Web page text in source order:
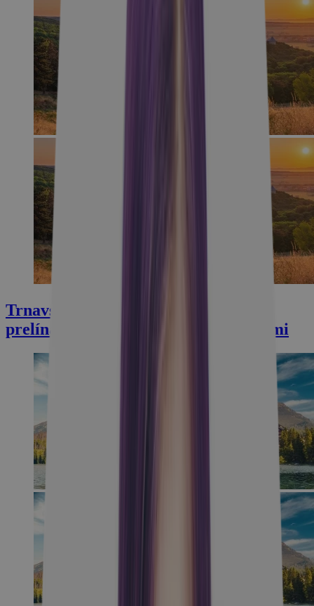
Trnavský kraj: kde sa piesočné duny
prelínajú s históriou, vínom a termálmi